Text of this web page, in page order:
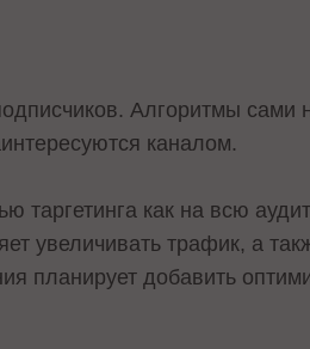
Алгоритмы сами
каналом.
таргетинга как на всю
увеличивать трафик, а
планирует добавить